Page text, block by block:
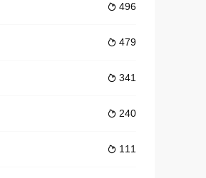
 496
 479
 341
 240
 111